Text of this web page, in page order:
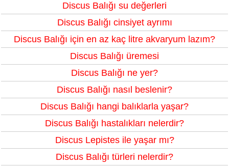
Discus Balığı su değerleri
Discus Balığı cinsiyet ayrımı
Discus Balığı için en az kaç litre akvaryum lazım?
Discus Balığı üremesi
Discus Balığı ne yer?
Discus Balığı nasıl beslenir?
Discus Balığı hangi balıklarla yaşar?
Discus Balığı hastalıkları nelerdir?
Discus Lepistes ile yaşar mı?
Discus Balığı türleri nelerdir?